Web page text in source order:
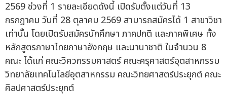
2569 ช่วงที่ 1 รายละเอียดดังนี้ เปิดรับตั้งแต่วันที่ 13
กรกฎาคม วันที่ 28 ตุลาคม 2569 สามารถสมัครได้ 1 สาขาวิชา
เท่านั้น โดยเปิดรับสมัครนักศึกษา ภาคปกติ และภาคพิเศษ ทั้ง
หลักสูตรภาษาไทยภาษาอังกฤษ และนานาชาติ ในจำนวน 8
คณะ ได้แก่ คณะวิศวกรรมศาสตร์ คณะครุศาสตร์อุตสาหกรรม
วิทยาลัยเทคโนโลยีอุตสาหกรรม คณะวิทยศาสตร์ประยุกต์ คณะ
ศิลปศาสตร์ประยุกต์